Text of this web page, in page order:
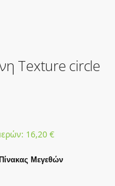
Τexture circle
16,20 €
Πίνακας Μεγεθών